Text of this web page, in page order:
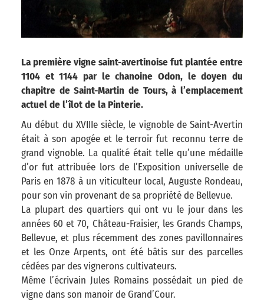
La première vigne saint-avertinoise fut plantée entre
1104 et 1144 par le chanoine Odon, le doyen du
chapitre de Saint-Martin de Tours, à l’emplacement
actuel de l’îlot de la Pinterie.
Au début du XVIIIe siècle, le vignoble de Saint-Avertin
était à son apogée et le terroir fut reconnu terre de
grand vignoble. La qualité était telle qu’une médaille
d’or fut attribuée lors de l’Exposition universelle de
Paris en 1878 à un viticulteur local, Auguste Rondeau,
pour son vin provenant de sa propriété de Bellevue.
La plupart des quartiers qui ont vu le jour dans les
années 60 et 70, Château-Fraisier, les Grands Champs,
Bellevue, et plus récemment des zones pavillonnaires
et les Onze Arpents, ont été bâtis sur des parcelles
cédées par des vignerons cultivateurs.
Même l’écrivain Jules Romains possédait un pied de
vigne dans son manoir de Grand’Cour.